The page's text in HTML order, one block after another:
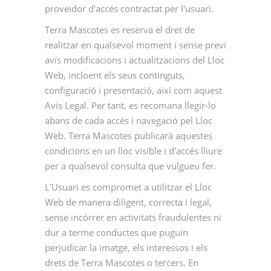
proveïdor d'accés contractat per l'usuari.
Terra Mascotes es reserva el dret de
realitzar en qualsevol moment i sense previ
avís modificacions i actualitzacions del Lloc
Web, incloent els seus continguts,
configuració i presentació, així com aquest
Avís Legal. Per tant, es recomana llegir-lo
abans de cada accés i navegació pel Lloc
Web. Terra Mascotes publicarà aquestes
condicions en un lloc visible i d'accés lliure
per a qualsevol consulta que vulgueu fer.
L'Usuari es compromet a utilitzar el Lloc
Web de manera diligent, correcta i legal,
sense incórrer en activitats fraudulentes ni
dur a terme conductes que puguin
perjudicar la imatge, els interessos i els
drets de Terra Mascotes o tercers. En